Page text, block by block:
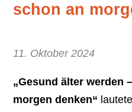
schon an
11. Oktober 2024
„Gesund älter werden
morgen denken“